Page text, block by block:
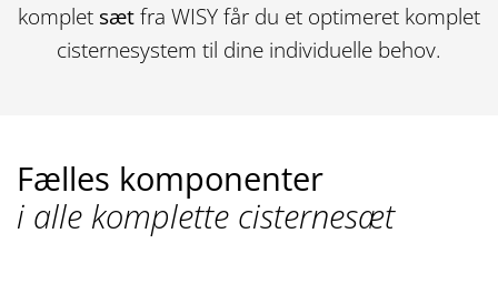
komplet sætfra WISY får du et optimeret komplet
cisternesystem til dine individuelle behov.
Fælles komponenter
i alle komplette cisternesæt